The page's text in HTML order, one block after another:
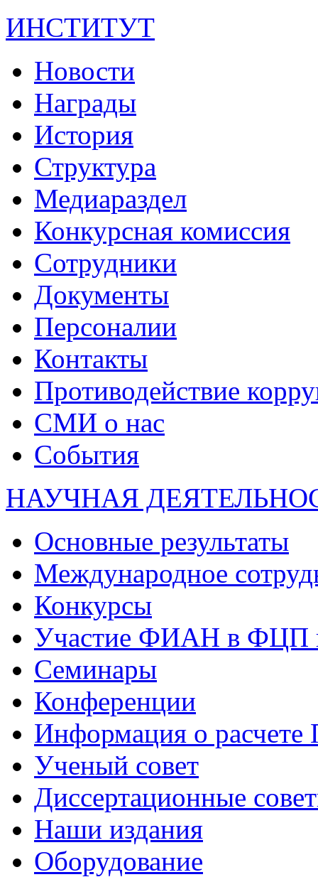
ИНСТИТУТ
Новости
Награды
История
Структура
Медиараздел
Конкурсная комиссия
Сотрудники
Документы
Персоналии
Контакты
Противодействие
СМИ о нас
События
НАУЧНАЯ
Основные результаты
Международное
Конкурсы
Участие ФИАН в ФЦП
Семинары
Конференции
Информация о
Ученый совет
Диссертационные
Наши издания
Оборудование